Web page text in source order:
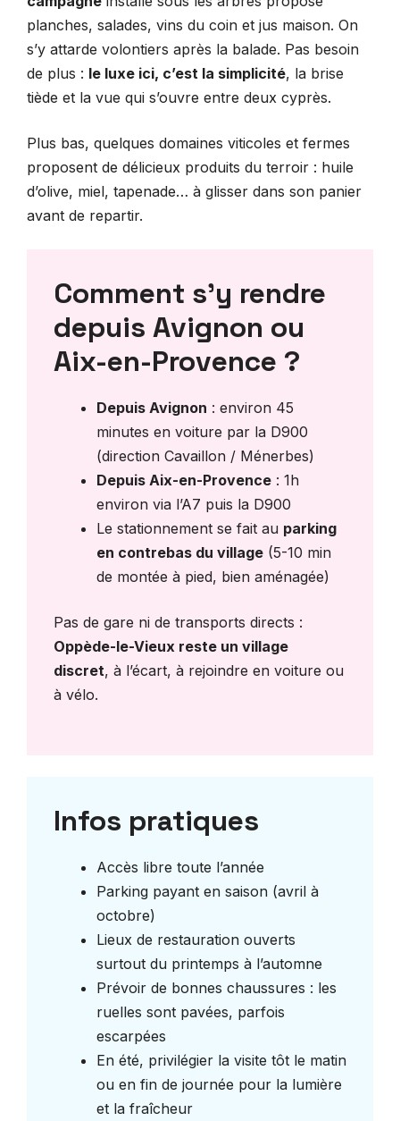
planches, salades, vins du coin et jus maison. On
s’y attarde volontiers après la balade. Pas besoin
de plus : le luxe ici, c’est la simplicité, la brise
tiède et la vue qui s’ouvre entre deux cyprès.
Plus bas, quelques domaines viticoles et fermes
proposent de délicieux produits du terroir : huile
d’olive, miel, tapenade… à glisser dans son panier
avant de repartir.
Comment s’y rendre
depuis Avignon ou
Aix-en-Provence ?
Depuis Avignon : environ 45
minutes en voiture par la D900
(direction Cavaillon / Ménerbes)
Depuis Aix-en-Provence : 1h
environ via l’A7 puis la D900
Le stationnement se fait au parking
en contrebas du village (5-10 min
de montée à pied, bien aménagée)
Pas de gare ni de transports directs :
Oppède-le-Vieux reste un village
discret, à l’écart, à rejoindre en voiture ou
à vélo.
Infos pratiques
Accès libre toute l’année
Parking payant en saison (avril à
octobre)
Lieux de restauration ouverts
surtout du printemps à l’automne
Prévoir de bonnes chaussures : les
ruelles sont pavées, parfois
escarpées
En été, privilégier la visite tôt le matin
ou en fin de journée pour la lumière
et la fraîcheur